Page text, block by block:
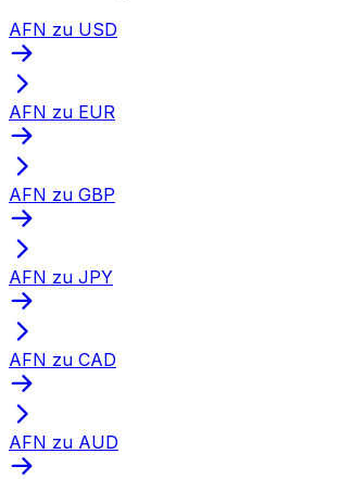
AFN zu USD
AFN zu EUR
AFN zu GBP
AFN zu JPY
AFN zu CAD
AFN zu AUD